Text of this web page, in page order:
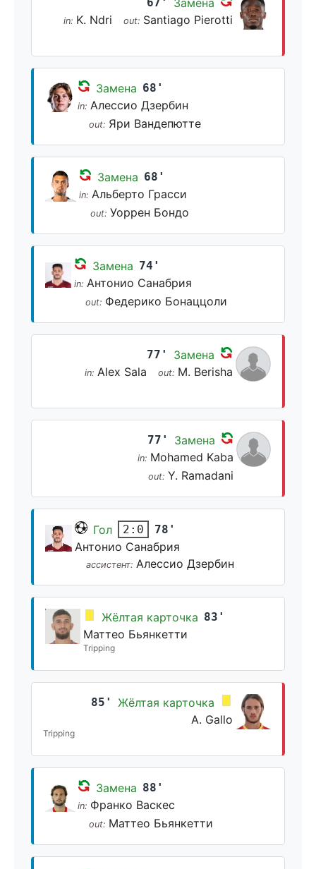
Замена
in: K. Ndri out: Santiago Pierotti
Замена 68'
in: Алессио Дзербин
out: Яри Вандепютте
Замена 68'
in: Альберто Грасси
out: Уоррен Бондо
Замена 74'
in: Антонио Санабрия
out: Федерико Бонаццоли
77' Замена
in: Alex Sala out: M. Berisha
77' Замена
in: Mohamed Kaba
out: Y. Ramadani
Гол 2:0 78'
Антонио Санабрия
ассистент: Алессио Дзербин
Жёлтая карточка 83'
Маттео Бьянкетти
Tripping
85'
Жёлтая карточка
A. Gallo
Tripping
Замена 88'
in: Франко Васкес
out: Маттео Бьянкетти